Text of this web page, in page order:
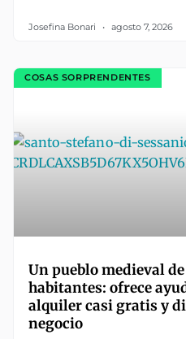
Josefina Bonari agosto 7, 2026
COSAS SORPRENDENTES
Un pueblo medieval
habitantes: ofrece
alquiler casi gratis y
negocio